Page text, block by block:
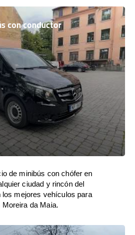
con conductor
de minibús con chófer en
ciudad y rincón del
los mejores vehículos para
da Maia.